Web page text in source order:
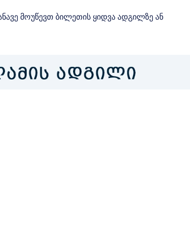
მოუწევთ ბილეთის ყიდვა ადგილზე ან